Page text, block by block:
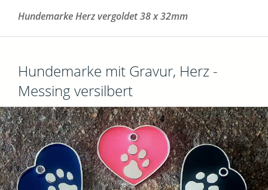
Hundemarke Herz vergoldet 38 x 32mm
Hundemarke mit Gravur, Herz -
Messing versilbert